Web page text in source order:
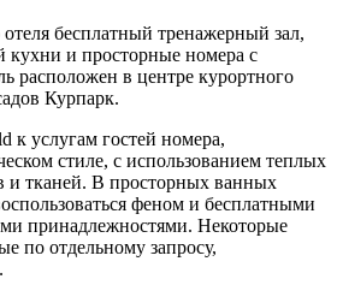
бесплатный тренажерный зал,
кухни и просторные номера с
расположен в центре курортного
Курпарк.
к услугам гостей номера,
стиле, с использованием теплых
и тканей. В просторных ванных
феном и бесплатными
принадлежностями. Некоторые
по отдельному запросу,